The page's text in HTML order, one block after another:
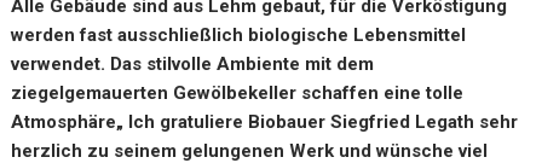
Alle Gebäude sind aus Lehm gebaut, für die Verköstigung
werden fast ausschließlich biologische Lebensmittel
verwendet. Das stilvolle Ambiente mit dem
ziegelgemauerten Gewölbekeller schaffen eine tolle
Atmosphäre„ Ich gratuliere Biobauer Siegfried Legath sehr
herzlich zu seinem gelungenen Werk und wünsche viel